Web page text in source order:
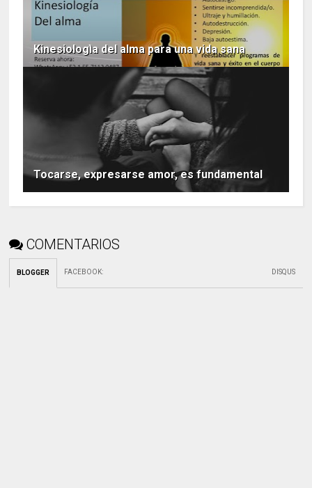
Kinesiologìa del alma para una vida sana
Tocarse, expresarse amor, es fundamental
COMENTARIOS
BLOGGER FACEBOOK: DISQUS